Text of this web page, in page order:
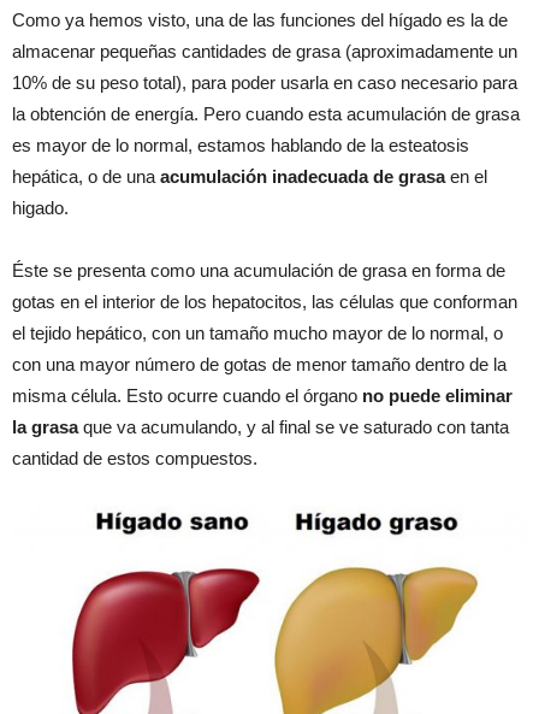
Como ya hemos visto, una de las funciones del hígado es la de
almacenar pequeñas cantidades de grasa (aproximadamente un
10% de su peso total), para poder usarla en caso necesario para
la obtención de energía. Pero cuando esta acumulación de grasa
es mayor de lo normal, estamos hablando de la esteatosis
hepática, o de una acumulación inadecuada de grasaen el
higado.
Éste se presenta como una acumulación de grasa en forma de
gotas en el interior de los hepatocitos, las células que conforman
el tejido hepático, con un tamaño mucho mayor de lo normal, o
con una mayor número de gotas de menor tamaño dentro de la
misma célula. Esto ocurre cuando el órgano no puede eliminar
la grasaque va acumulando, y al final se ve saturado con tanta
cantidad de estos compuestos.